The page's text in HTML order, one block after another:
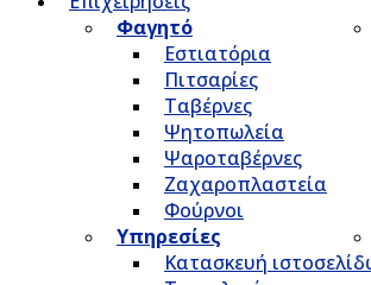
Φαγητό
Εστιατόρια
Πιτσαρίες
Ταβέρνες
Ψητοπωλεία
Ψαροταβέρνες
Ζαχαροπλαστεία
Φούρνοι
Υπηρεσίες
Κατασκευή